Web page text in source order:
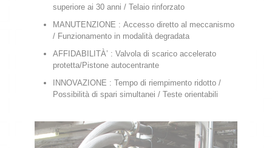
superiore ai 30 anni / Telaio rinforzato
MANUTENZIONE : Accesso diretto al meccanismo
/ Funzionamento in modalità degradata
AFFIDABILITÀ’ : Valvola di scarico accelerato
protetta/Pistone autocentrante
INNOVAZIONE : Tempo di riempimento ridotto /
Possibilità di spari simultanei / Teste orientabili